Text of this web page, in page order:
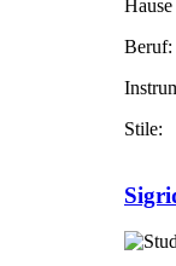
Hause
Beruf:
Stile: